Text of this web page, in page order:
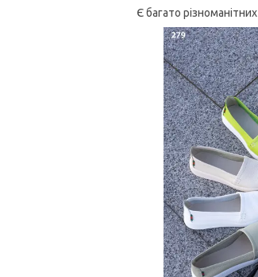
Є багато різноманітних